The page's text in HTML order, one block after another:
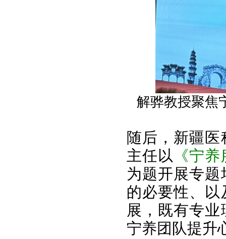
解骅教授聚焦
随后，新疆
主任以
《宁
为题开展专
的必要性、
展，既有专
宁养团队提升